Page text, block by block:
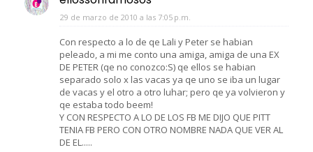
29 de marzo de 2010 a las 7:05 p.m.
Con respecto a lo de qe Lali y Peter se habian
peleado, a mi me conto una amiga, amiga de una EX
DE PETER (qe no conozco:S) qe ellos se habian
separado solo x las vacas ya qe uno se iba un lugar
de vacas y el otro a otro luhar; pero qe ya volvieron y
qe estaba todo beem!
Y CON RESPECTO A LO DE LOS FB ME DIJO QUE PITT
TENIA FB PERO CON OTRO NOMBRE NADA QUE VER AL
DE EL.....